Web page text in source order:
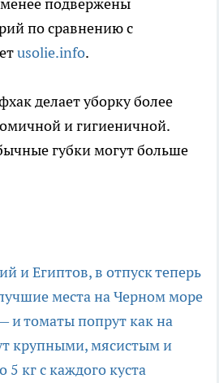
по сравнению с
usolie.info.
делает уборку более
и гигиеничной.
губки могут больше
и Египтов, в отпуск теперь
места на Черном море
и томаты попрут как на
крупными, мясистым и
кг с каждого куста